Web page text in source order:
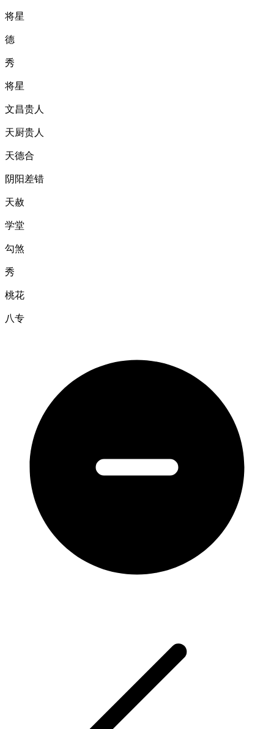
将星
德
秀
将星
文昌贵人
天厨贵人
天德合
阴阳差错
天赦
学堂
勾煞
秀
桃花
八专